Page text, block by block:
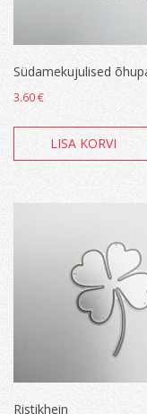
Südamekujulised
3.60€
LISA KORVI
Ristikhein